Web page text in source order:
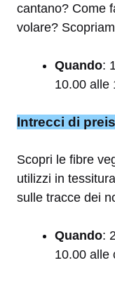
cantano? Come
volare?
Quando:
10.00 alle
Intrecci di
Scopri le fibre
utilizzi in
sulle tracce dei
Quando:
10.00 alle